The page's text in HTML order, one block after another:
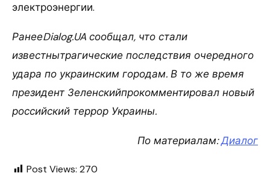
электроэнергии.
РанееDialog.UA сообщал, что стали
известнытрагические последствия очередного
удара по украинским городам. В то же время
президент Зеленскийпрокомментировал новый
российский террор Украины.
По материалам:Диалог
Post Views: 270